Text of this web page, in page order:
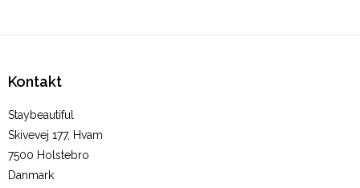
Kontakt
Staybeautiful
Skivevej 177, Hvam
7500 Holstebro
Danmark